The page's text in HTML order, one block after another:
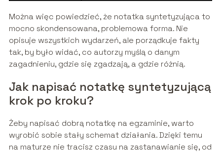
Można więc powiedzieć, że notatka syntetyzująca to
mocno skondensowana, problemowa forma. Nie
opisuje wszystkich wydarzeń, ale porządkuje fakty
tak, by było widać, co autorzy myślą o danym
zagadnieniu, gdzie się zgadzają, a gdzie różnią.
Jak napisać notatkę syntetyzującą
krok po kroku?
Żeby napisać dobrą notatkę na egzaminie, warto
wyrobić sobie stały schemat działania. Dzięki temu
na maturze nie tracisz czasu na zastanawianie się, od